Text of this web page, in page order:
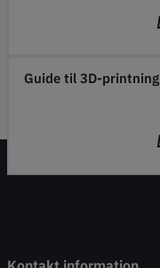
Guide til 3D-